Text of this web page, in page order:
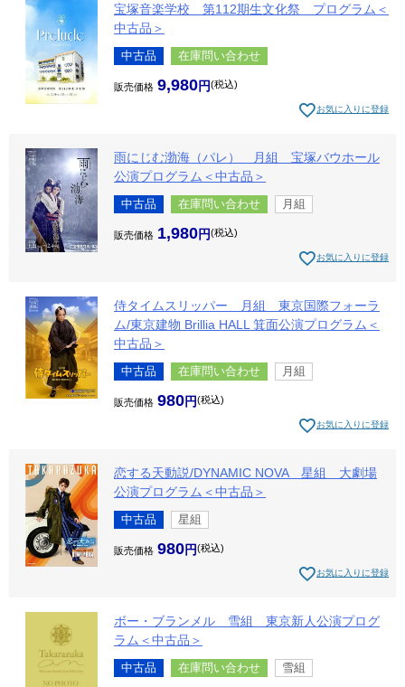
宝塚音楽学校 第112期生文化祭 プログラム＜
中古品＞
中古品 在庫問い合わせ
販売価格 9,980 税込
お気に入りに登録
雨にじむ渤海（パレ） 月組 宝塚バウホール
公演プログラム＜中古品＞
中古品 在庫問い合わせ 月組
販売価格 1,980 税込
お気に入りに登録
侍タイムスリッパー 月組 東京国際フォーラ
ム/東京建物 Brillia HALL 箕面公演プログラム＜
中古品＞
中古品 在庫問い合わせ 月組
販売価格 980 税込
お気に入りに登録
恋する天動説/DYNAMIC NOVA 星組 大劇場
公演プログラム＜中古品＞
中古品 星組
販売価格 980 税込
お気に入りに登録
ボー・ブランメル 雪組 東京新人公演プログ
ラム＜中古品＞
中古品 在庫問い合わせ 雪組